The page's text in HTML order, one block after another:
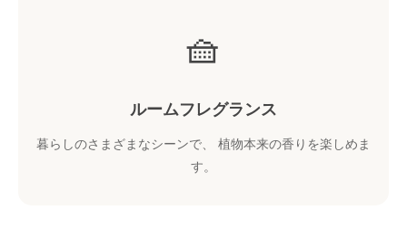
🧺
ルームフレグランス
暮らしのさまざまなシーンで、 植物本来の香りを楽しめま
す。